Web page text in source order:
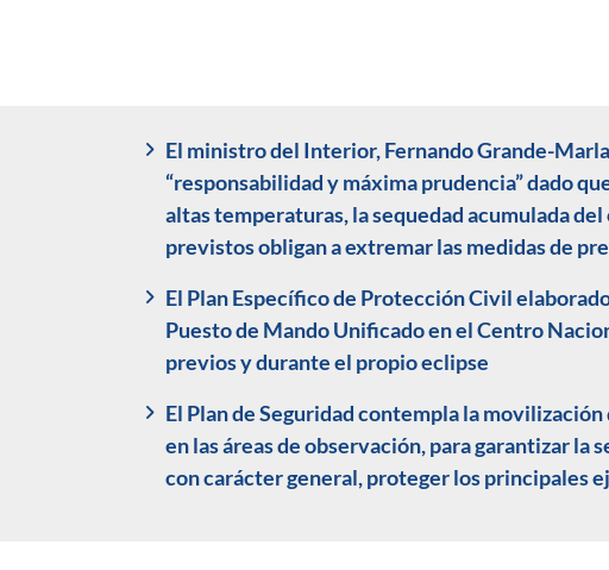
El ministro del Interior, Fernando Grande-
“responsabilidad y máxima prudencia” dado
altas temperaturas, la sequedad acumulada
previstos obligan a extremar las medidas de
El Plan Específico de Protección Civil
Puesto de Mando Unificado en el Centro
previos y durante el propio eclipse
El Plan de Seguridad contempla la
en las áreas de observación, para garantizar
con carácter general, proteger los principales